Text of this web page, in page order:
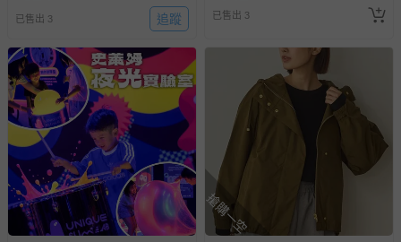
已售出 3 追蹤 已售出 3
搶購一空